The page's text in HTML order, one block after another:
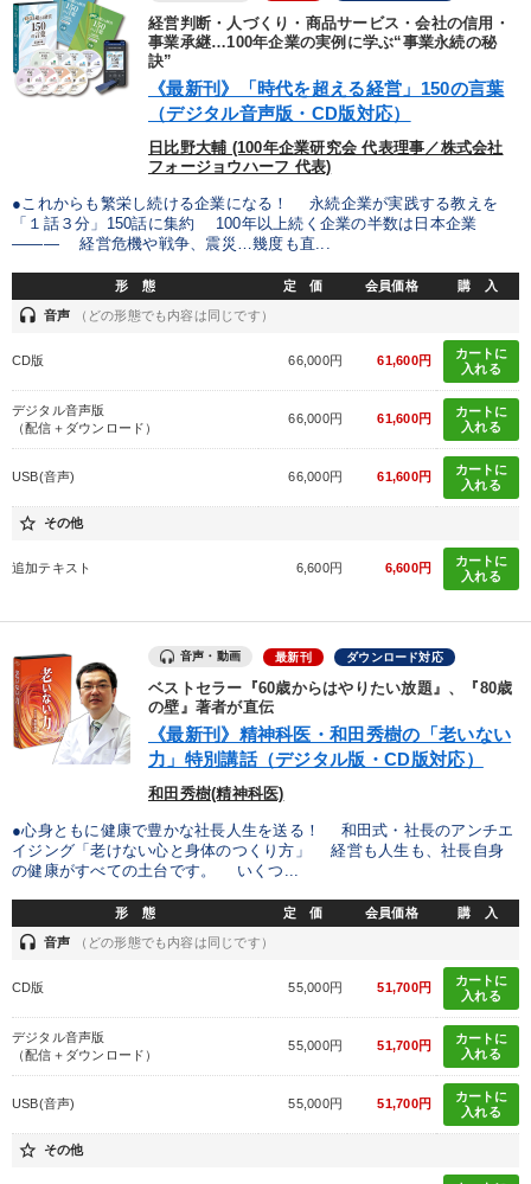
業種
卸売・小売・飲食業 建設・不動産業
IT・サービス・金融業 コンサルタント
キーワード
リベラルアーツ 会長 経営計画
大竹愼一
※「更新」を押すと「テーマ」「キーワード」を更新いただけます。
refresh 更新する
全国経営者セミナー収録物以外の経営教材（全761タイトル）からお探
2025年春季全国経営者セミナー収録講演ＣＤ・講演ＤＶＤ・デジ
タル版（音声／動画ストリーミング・ダウンロード）
企業戦略に学ぶ
全国経営者セミナー収録〈売れ筋・人気ランキング〉＆新刊・好
経営リーダーの考え方と戦略を学ぶ
売上直結の営業力や販売力を獲得する 最新技術・トレンド
全国経営者セミナー収録〈売れ筋・人気〉音声＆動画20選
《強い財務を実践する経営者》講話４選
井上和弘の財務力UP
経営判断・人づくり・商品サービス・会社の信用・
事業承継…100年企業の実例に学ぶ“事業永続の秘
訣”
《最新刊》「時代を超える経営」150の言葉
（デジタル音声版・CD版対応）
日比野大輔 (100年企業研究会 代表理事／株式会社
フォージョウハーフ 代表)
●これからも繁栄し続ける企業になる！ 永続企業が実践する教えを
「１話３分」150話に集約 100年以上続く企業の半数は日本企業
――― 経営危機や戦争、震災…幾度も直...
形 態 定 価 会員価格 購 入
headset 音声 （どの形態でも内容は同じです）
CD版 66,000円 61,600円
カートに
入れる
デジタル音声版
（配信＋ダウンロード）
66,000円 61,600円
カートに
入れる
USB(音声) 66,000円 61,600円
カートに
入れる
star_border その他
追加テキスト 6,600円 6,600円
カートに
入れる
音声・動画 最新刊 ダウンロード対応
ベストセラー『60歳からはやりたい放題』、『80歳
の壁』著者が直伝
《最新刊》精神科医・和田秀樹の「老いない
力」特別講話（デジタル版・CD版対応）
和田秀樹(精神科医)
●心身ともに健康で豊かな社長人生を送る！ 和田式・社長のアンチエ
イジング「老けない心と身体のつくり方」 経営も人生も、社長自身
の健康がすべての土台です。 いくつ...
形 態 定 価 会員価格 購 入
headset 音声 （どの形態でも内容は同じです）
CD版 55,000円 51,700円
カートに
入れる
デジタル音声版
（配信＋ダウンロード）
55,000円 51,700円
カートに
入れる
USB(音声) 55,000円 51,700円
カートに
入れる
star_border その他